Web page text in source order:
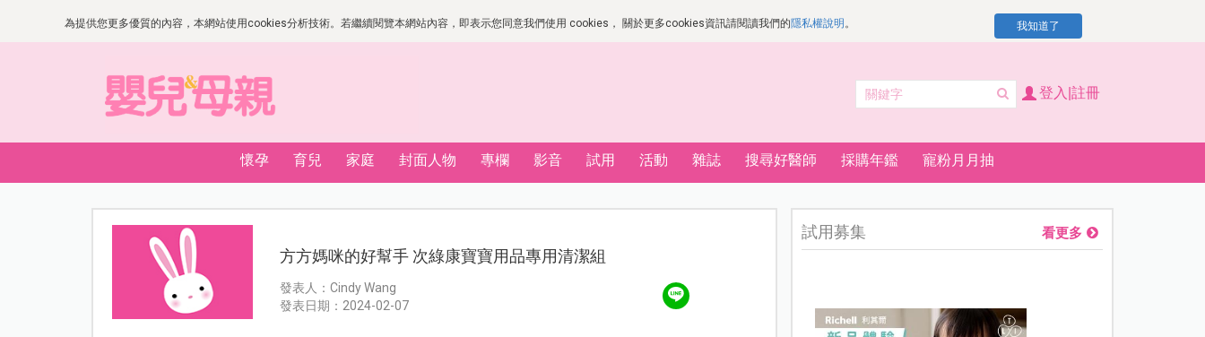
為提供您更多優質的內容，本網站使用cookies分析技術。若繼續閱覽本網站內容，即表示您同意我們使用 cookies， 關於更多cookies資訊請閱讀我們的隱私權說明 。 我知道了
登入|註冊
懷孕 育兒 家庭 封面人物 專欄 影音 試用 活動 雜誌 搜尋好醫師 採購年鑑 寵粉月月抽
方方媽咪的好幫手 次綠康寶寶用品專用清潔組
發表人：Cindy Wang
發表日期：2024-02-07
試用募集 看更多